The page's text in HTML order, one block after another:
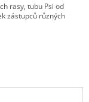
rasy, tubu Psi od
zástupců různých